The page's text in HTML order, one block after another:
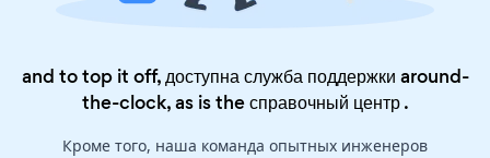
and to top it off, доступна служба поддержки around-
the-clock, as is theсправочный центр.
Кроме того, наша команда опытных инженеров